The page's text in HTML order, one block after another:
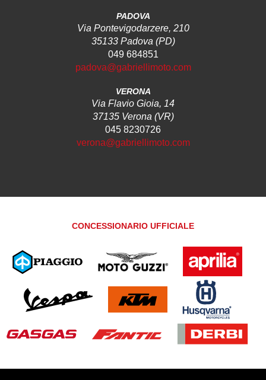
PADOVA
Via Pontevigodarzere, 210
35133 Padova (PD)
049 684851
padova@gabriellimoto.com
VERONA
Via Flavio Gioia, 14
37135 Verona (VR)
045 8230726
verona@gabriellimoto.com
CONCESSIONARIO UFFICIALE